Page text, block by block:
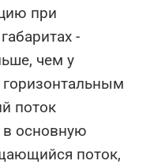
при
-
чем у
поток
в основную
поток,